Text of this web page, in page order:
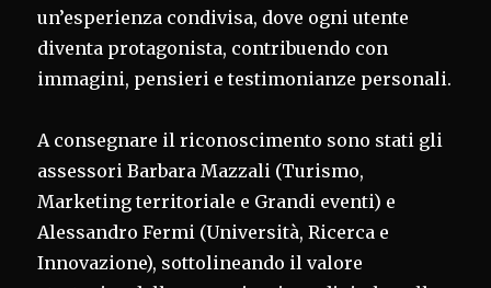
un’esperienza condivisa, dove ogni utente
diventa protagonista, contribuendo con
immagini, pensieri e testimonianze personali.
A consegnare il riconoscimento sono stati gli
assessori Barbara Mazzali (Turismo,
Marketing territoriale e Grandi eventi) e
Alessandro Fermi (Università, Ricerca e
Innovazione), sottolineando il valore